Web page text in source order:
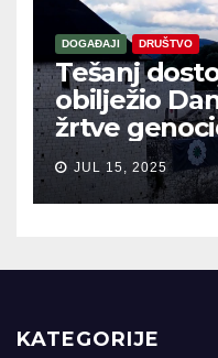
DOGAĐAJI DRUŠTVO
Tešanj
obilježio
žrtve
JUL 15, 2025
KATEGORIJE